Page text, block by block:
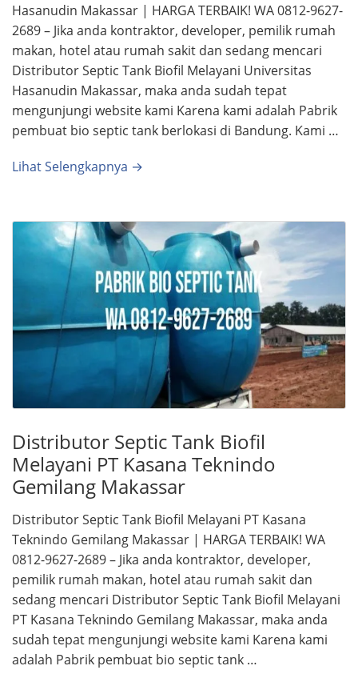
Hasanudin Makassar | HARGA TERBAIK! WA 0812-9627-
2689 – Jika anda kontraktor, developer, pemilik rumah
makan, hotel atau rumah sakit dan sedang mencari
Distributor Septic Tank Biofil Melayani Universitas
Hasanudin Makassar, maka anda sudah tepat
mengunjungi website kami Karena kami adalah Pabrik
pembuat bio septic tank berlokasi di Bandung. Kami …
Lihat Selengkapnya →
Distributor Septic Tank Biofil
Melayani PT Kasana Teknindo
Gemilang Makassar
Distributor Septic Tank Biofil Melayani PT Kasana
Teknindo Gemilang Makassar | HARGA TERBAIK! WA
0812-9627-2689 – Jika anda kontraktor, developer,
pemilik rumah makan, hotel atau rumah sakit dan
sedang mencari Distributor Septic Tank Biofil Melayani
PT Kasana Teknindo Gemilang Makassar, maka anda
sudah tepat mengunjungi website kami Karena kami
adalah Pabrik pembuat bio septic tank …